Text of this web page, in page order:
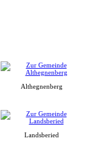
Althegnenberg
Landsberied